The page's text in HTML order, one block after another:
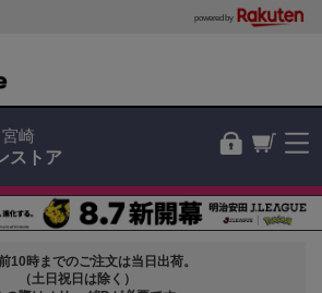
powered by
崎
ストア
10時までのご注文は当日出荷。
（土日祝日は除く）